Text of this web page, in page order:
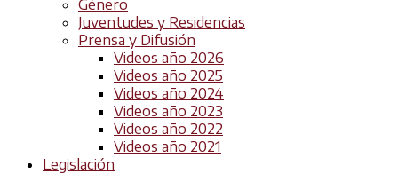
Género
Juventudes y Residencias
Prensa y Difusión
Videos año 2026
Videos año 2025
Videos año 2024
Videos año 2023
Videos año 2022
Videos año 2021
Legislación